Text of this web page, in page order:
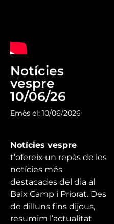
Notícies
vespre
10/06/26
Emès el: 10/06/2026
Notícies vespre
t’ofereix un repàs de les
notícies més
destacades del dia al
Baix Camp i Priorat. Des
de dilluns fins dijous,
resumim l’actualitat